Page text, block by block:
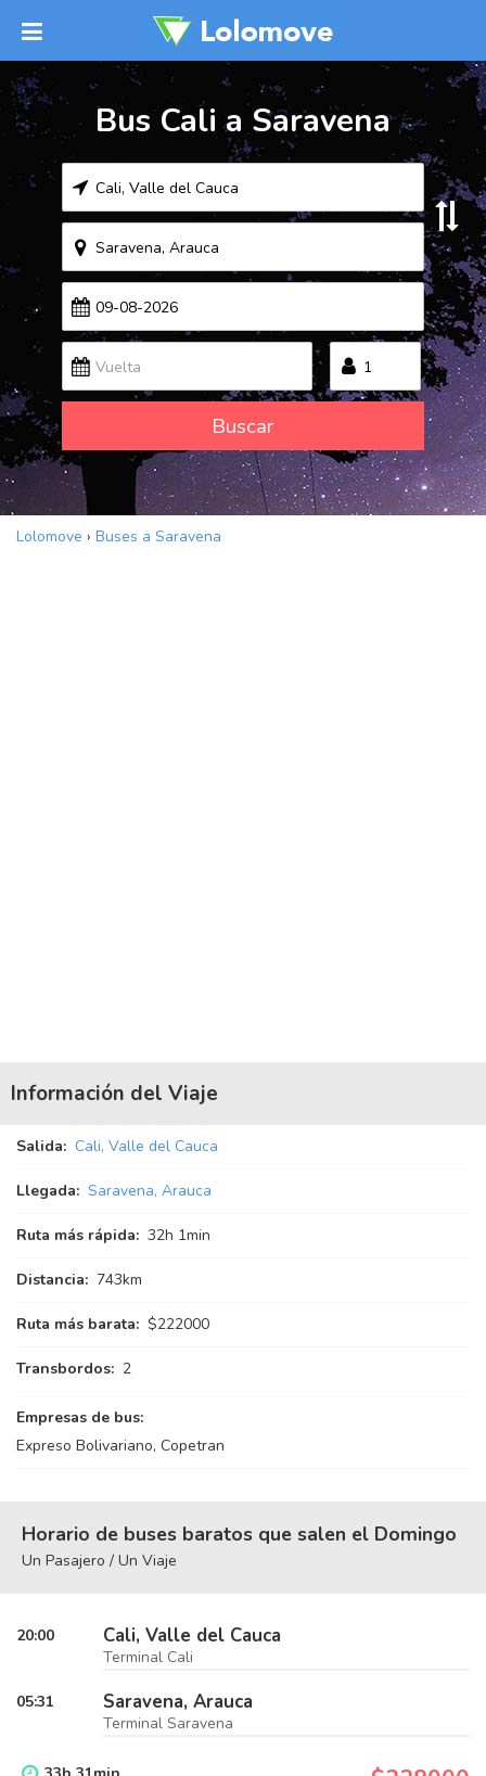
Bus Cali a Saravena
Buscar
Lolomove › Buses a Saravena
Información del Viaje
Salida: Cali, Valle del Cauca
Llegada: Saravena, Arauca
Ruta más rápida: 32h 1min
Distancia: 743km
Ruta más barata: $222000
Transbordos: 2
Empresas de bus:
Expreso Bolivariano, Copetran
Horario de buses baratos que salen el Domingo
Un Pasajero / Un Viaje
20:00 Cali, Valle del Cauca
Terminal Cali
05:31 Saravena, Arauca
Terminal Saravena